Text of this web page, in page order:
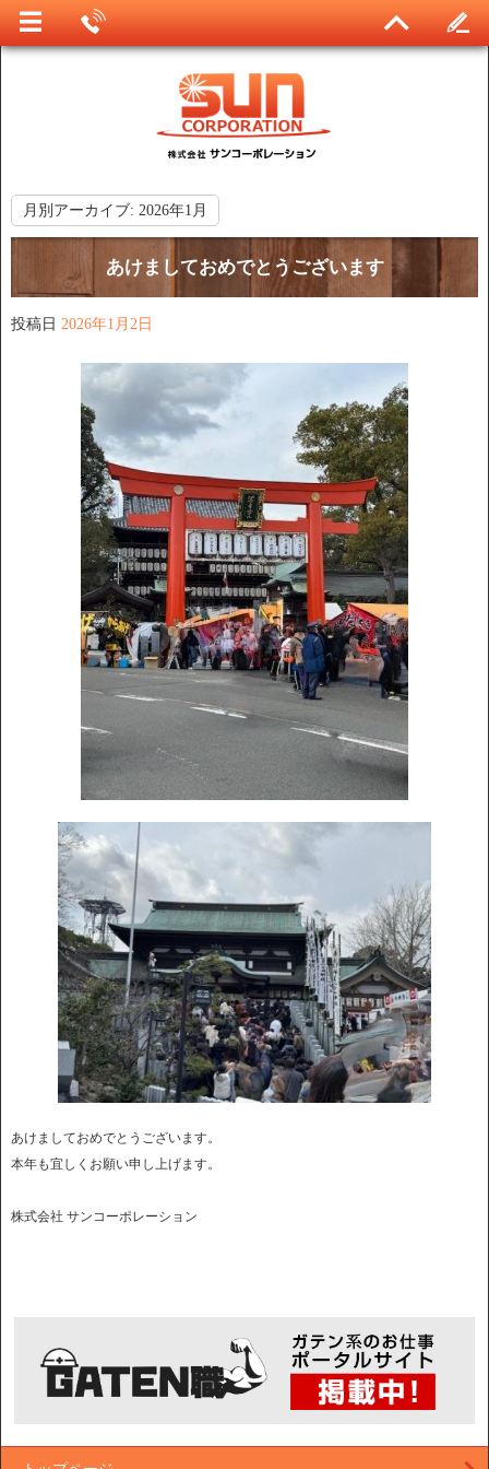
月別アーカイブ: 2026年1月
あけましておめでとうございます
投稿日 2026年1月2日
あけましておめでとうございます。
本年も宜しくお願い申し上げます。
株式会社 サンコーポレーション